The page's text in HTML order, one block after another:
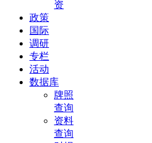
资
政策
国际
调研
专栏
活动
数据库
牌照
查询
资料
查询